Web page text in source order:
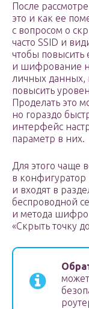
После
это и как ее
с вопросом о
часто SSID и
чтобы повысить
и шифрование
личных данных,
повысить
Проделать это
но гораздо
интерфейс
параметр в них.
Для этого чаще
в конфигуратор
и входят в
беспроводной
и метода
«Скрыть точку